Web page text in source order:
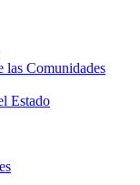
las Comunidades
Estado